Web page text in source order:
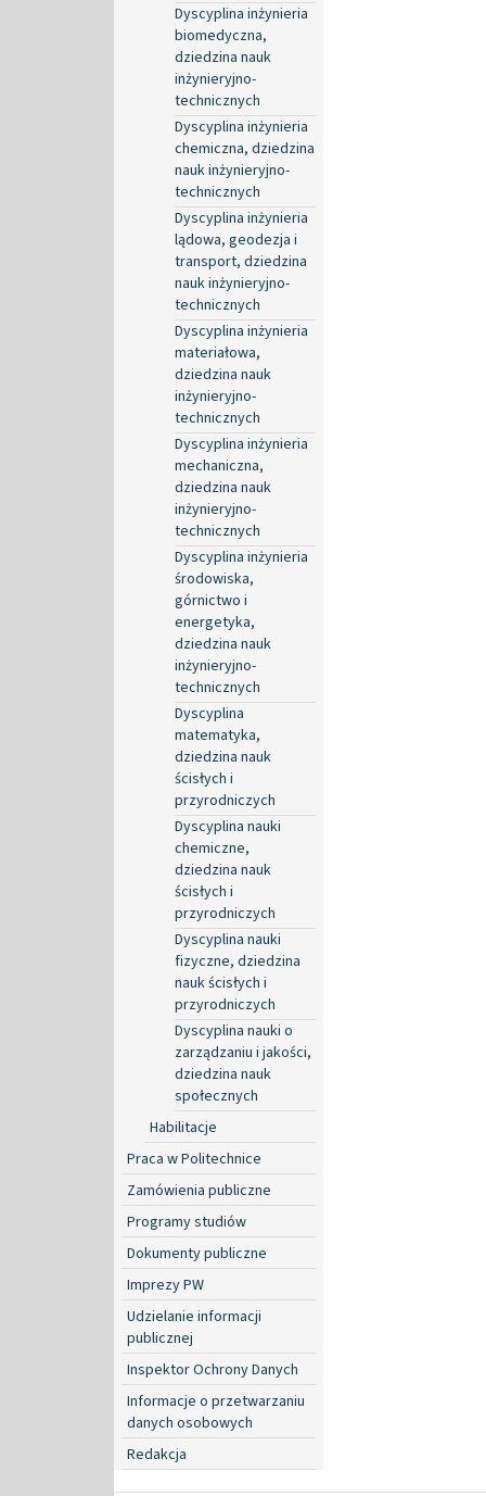
Dyscyplina inżynieria
biomedyczna,
dziedzina nauk
inżynieryjno-
technicznych
Dyscyplina inżynieria
chemiczna, dziedzina
nauk inżynieryjno-
technicznych
Dyscyplina inżynieria
lądowa, geodezja i
transport, dziedzina
nauk inżynieryjno-
technicznych
Dyscyplina inżynieria
materiałowa,
dziedzina nauk
inżynieryjno-
technicznych
Dyscyplina inżynieria
mechaniczna,
dziedzina nauk
inżynieryjno-
technicznych
Dyscyplina inżynieria
środowiska,
górnictwo i
energetyka,
dziedzina nauk
inżynieryjno-
technicznych
Dyscyplina
matematyka,
dziedzina nauk
ścisłych i
przyrodniczych
Dyscyplina nauki
chemiczne,
dziedzina nauk
ścisłych i
przyrodniczych
Dyscyplina nauki
fizyczne, dziedzina
nauk ścisłych i
przyrodniczych
Dyscyplina nauki o
zarządzaniu i jakości,
dziedzina nauk
społecznych
Habilitacje
Praca w Politechnice
Zamówienia publiczne
Programy studiów
Dokumenty publiczne
Imprezy PW
Udzielanie informacji
publicznej
Inspektor Ochrony Danych
Informacje o przetwarzaniu
danych osobowych
Redakcja